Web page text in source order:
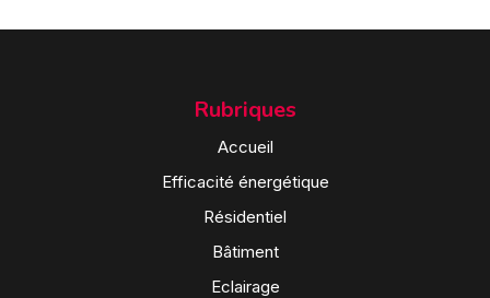
Rubriques
Accueil
Efficacité énergétique
Résidentiel
Bâtiment
Eclairage